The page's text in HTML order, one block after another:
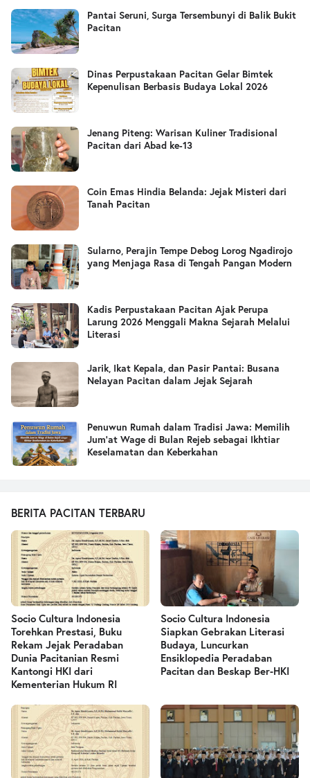
Pantai Seruni, Surga Tersembunyi di Balik Bukit
Pacitan
Dinas Perpustakaan Pacitan Gelar Bimtek
Kepenulisan Berbasis Budaya Lokal 2026
Jenang Piteng: Warisan Kuliner Tradisional
Pacitan dari Abad ke-13
Coin Emas Hindia Belanda: Jejak Misteri dari
Tanah Pacitan
Sularno, Perajin Tempe Debog Lorog Ngadirojo
yang Menjaga Rasa di Tengah Pangan Modern
Kadis Perpustakaan Pacitan Ajak Perupa
Larung 2026 Menggali Makna Sejarah Melalui
Literasi
Jarik, Ikat Kepala, dan Pasir Pantai: Busana
Nelayan Pacitan dalam Jejak Sejarah
Penuwun Rumah dalam Tradisi Jawa: Memilih
Jum’at Wage di Bulan Rejeb sebagai Ikhtiar
Keselamatan dan Keberkahan
BERITA PACITAN TERBARU
Socio Cultura Indonesia
Torehkan Prestasi, Buku
Rekam Jejak Peradaban
Dunia Pacitanian Resmi
Kantongi HKI dari
Kementerian Hukum RI
Socio Cultura Indonesia
Siapkan Gebrakan Literasi
Budaya, Luncurkan
Ensiklopedia Peradaban
Pacitan dan Beskap Ber-HKI